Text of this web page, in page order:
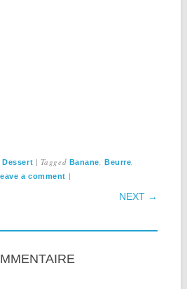
,Dessert | Tagged Banane ,Beurre
a comment |
NEXT →